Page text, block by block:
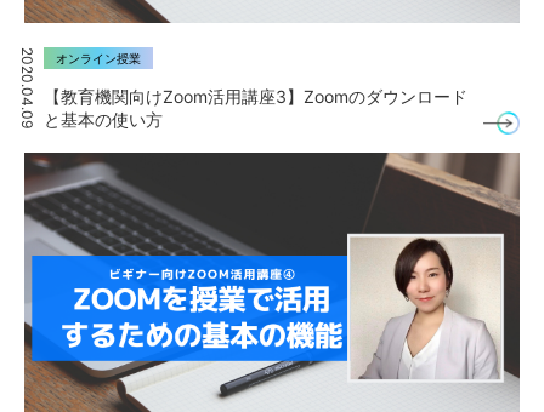
2020.04.09 オンライン授業
【教育機関向けZoom活用講座3】Zoomのダウンロード
と基本の使い方